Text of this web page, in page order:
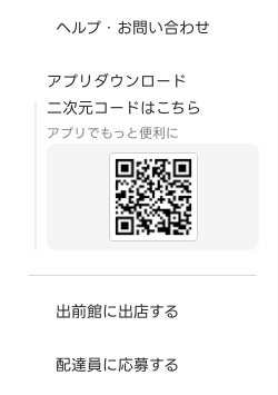
ヘルプ・お問い合わせ
アプリダウンロード
二次元コードはこちら
アプリでもっと便利に
出前館に出店する
配達員に応募する